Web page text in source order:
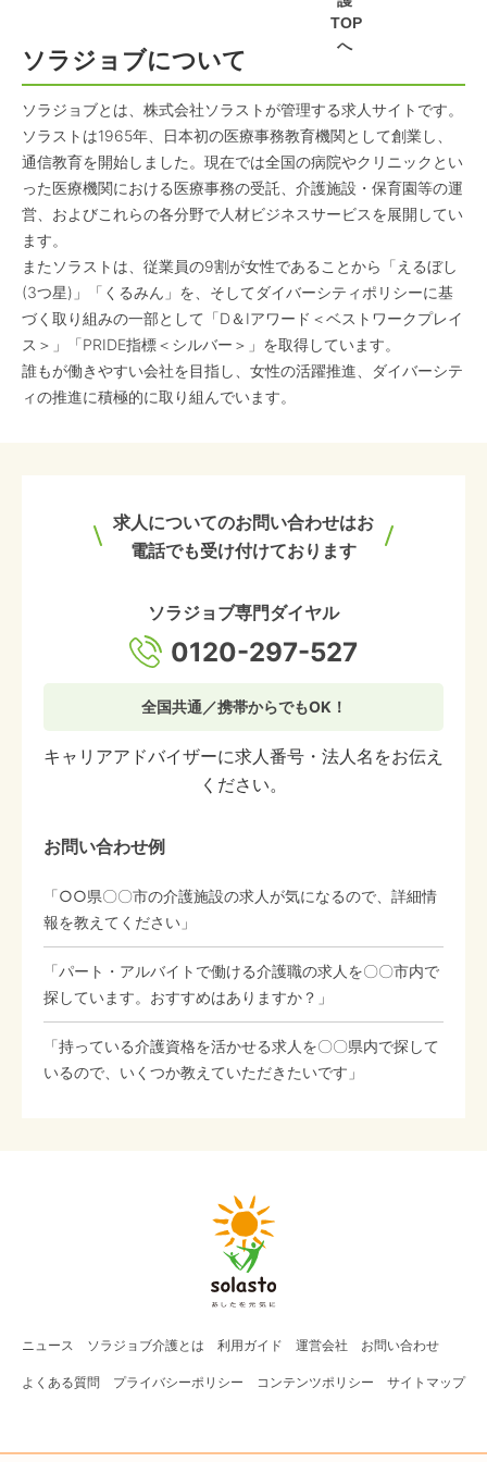
TOP
へ
ソラジョブについて
ソラジョブとは、株式会社ソラストが管理する求人サイトです。
ソラストは1965年、日本初の医療事務教育機関として創業し、
通信教育を開始しました。現在では全国の病院やクリニックとい
った医療機関における医療事務の受託、介護施設・保育園等の運
営、およびこれらの各分野で人材ビジネスサービスを展開してい
ます。
またソラストは、従業員の9割が女性であることから「えるぼし
(3つ星)」「くるみん」を、そしてダイバーシティポリシーに基
づく取り組みの一部として「D＆Iアワード＜ベストワークプレイ
ス＞」「PRIDE指標＜シルバー＞」を取得しています。
誰もが働きやすい会社を目指し、女性の活躍推進、ダイバーシテ
ィの推進に積極的に取り組んでいます。
求人についてのお問い合わせはお
電話でも受け付けております
ソラジョブ専門ダイヤル
0120-297-527
全国共通／携帯からでもOK！
キャリアアドバイザーに求人番号・法人名をお伝え
ください。
お問い合わせ例
「○○県〇〇市の介護施設の求人が気になるので、詳細情
報を教えてください」
「パート・アルバイトで働ける介護職の求人を〇〇市内で
探しています。おすすめはありますか？」
「持っている介護資格を活かせる求人を〇〇県内で探して
いるので、いくつか教えていただきたいです」
ニュース ソラジョブ介護とは 利用ガイド 運営会社 お問い合わせ
よくある質問 プライバシーポリシー コンテンツポリシー サイトマップ